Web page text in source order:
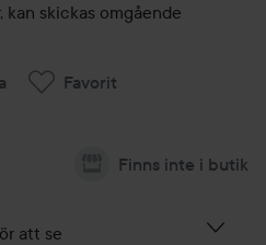
skickas omgående
Favorit
Finns inte i butik
att se